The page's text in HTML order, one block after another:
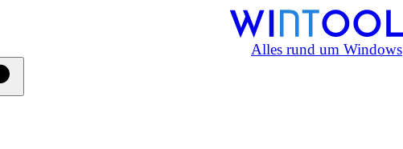
Alles rund um Windows